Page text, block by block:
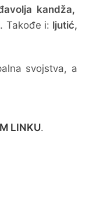
kandža,
. Takođe i: ljutić,
svojstva, a
LINKU.